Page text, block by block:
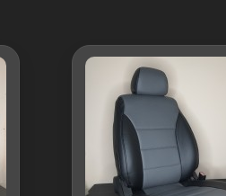
клик